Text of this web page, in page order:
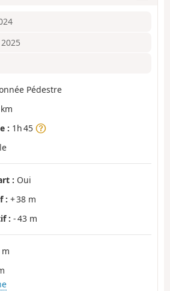
Pédestre
: 1h 45
: Oui
: + 38 m
: - 43 m
m